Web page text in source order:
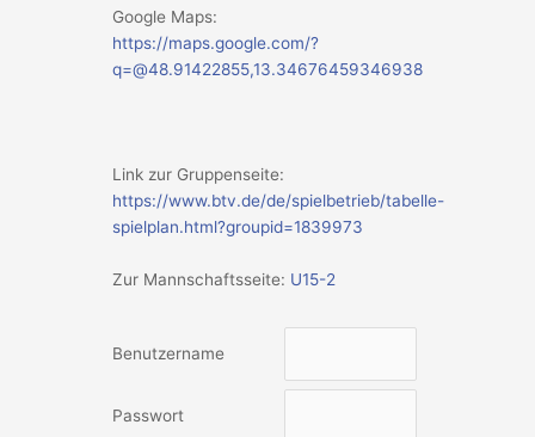
Google Maps:
https://maps.google.com/?
q=@48.91422855,13.34676459346938
Link zur Gruppenseite:
https://www.btv.de/de/spielbetrieb/tabelle-
spielplan.html?groupid=1839973
Zur Mannschaftsseite: U15-2
Benutzername
Passwort